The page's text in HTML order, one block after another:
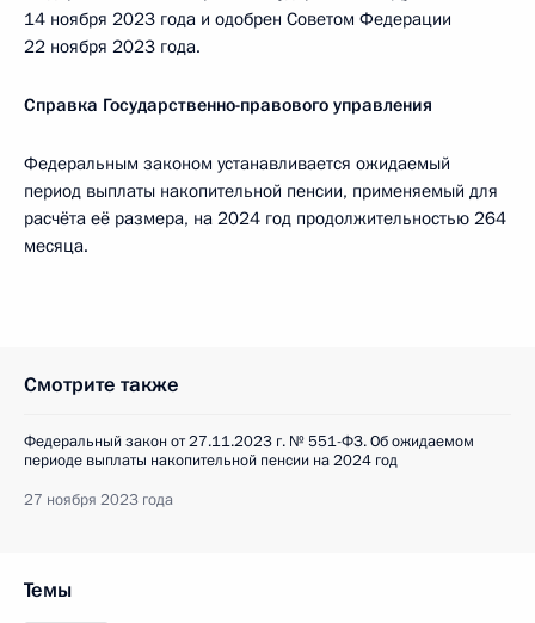
14 ноября 2023 года и одобрен Советом Федерации
22 ноября 2023 года.
Справка Государственно-правового управления
Федеральным законом устанавливается ожидаемый
период выплаты накопительной пенсии, применяемый для
расчёта её размера, на 2024 год продолжительностью 264
месяца.
Смотрите также
Федеральный закон от 27.11.2023 г. № 551-ФЗ. Об ожидаемом
периоде выплаты накопительной пенсии на 2024 год
27 ноября 2023 года
Темы